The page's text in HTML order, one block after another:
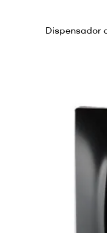
Dispensador